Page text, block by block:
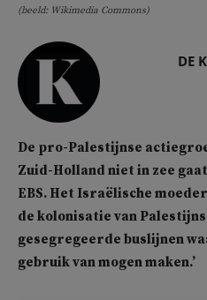
(beeld: Wikimedia Commons)
DE
De pro-Palestijnse
Zuid-Holland niet in zee
EBS. Het Israëlische
de kolonisatie van Palestijns
gesegregeerde buslijnen
gebruik van mogen maken.’